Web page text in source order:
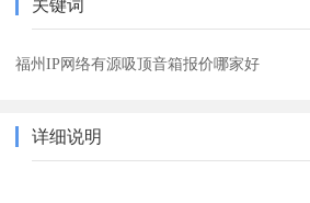
关键词
福州IP网络有源吸顶音箱报价哪家好
详细说明